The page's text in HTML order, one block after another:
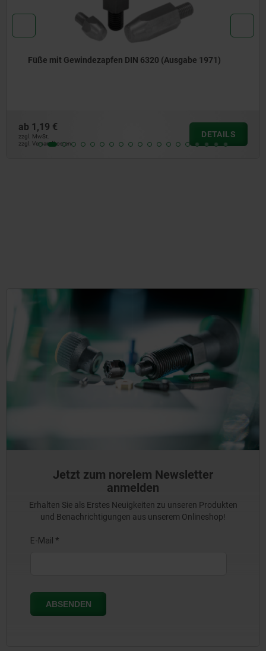
Vorrichtungsfüße mit Außengewinde
ab
zzgl. Versandkosten
Jetzt zum norelem Newsletter
anmelden
Erhalten Sie als Erstes Neuigkeiten zu unseren Produkten
und Benachrichtigungen aus unserem Onlineshop!